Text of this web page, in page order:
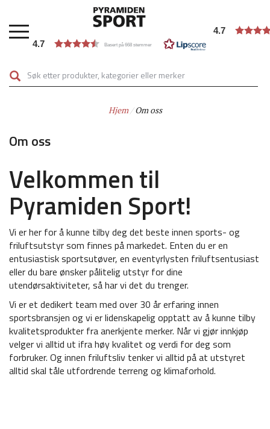
hovedinnhold
4.7 Basert på 668 stemmer
4.7
Hjem Om oss
Om oss
Velkommen til
Pyramiden Sport!
Vi er her for å kunne tilby deg det beste innen sports- og
friluftsutstyr som finnes på markedet. Enten du er en
entusiastisk sportsutøver, en eventyrlysten friluftsentusiast
eller du bare ønsker pålitelig utstyr for dine
utendørsaktiviteter, så har vi det du trenger.
Vi er et dedikert team med over 30 år erfaring innen
sportsbransjen og vi er lidenskapelig opptatt av å kunne tilby
kvalitetsprodukter fra anerkjente merker. Når vi gjør innkjøp
velger vi alltid ut ifra høy kvalitet og verdi for deg som
forbruker. Og innen friluftsliv tenker vi alltid på at utstyret
alltid skal tåle utfordrende terreng og klimaforhold.